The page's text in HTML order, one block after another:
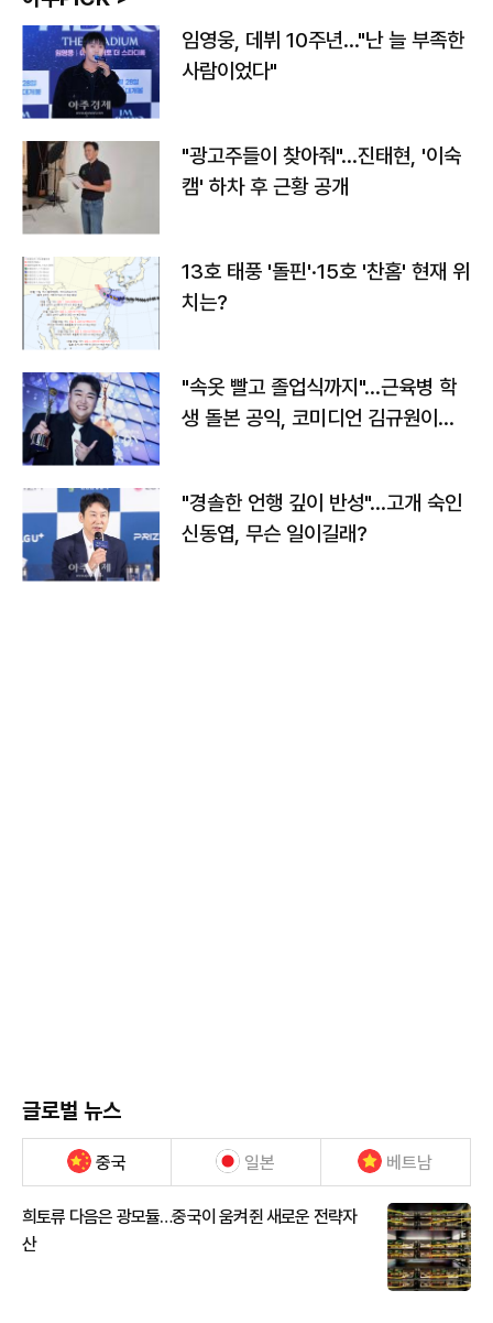
임영웅, 데뷔 10주년…"난 늘 부족한
사람이었다"
"광고주들이 찾아줘"…진태현, '이숙
캠' 하차 후 근황 공개
13호 태풍 '돌핀'·15호 '찬홈' 현재 위
치는?
"속옷 빨고 졸업식까지"…근육병 학
생 돌본 공익, 코미디언 김규원이었
"경솔한 언행 깊이 반성"…고개 숙인
신동엽, 무슨 일이길래?
글로벌 뉴스
중국 일본 베트남
희토류 다음은 광모듈…중국이 움켜쥔 새로운 전략자
산